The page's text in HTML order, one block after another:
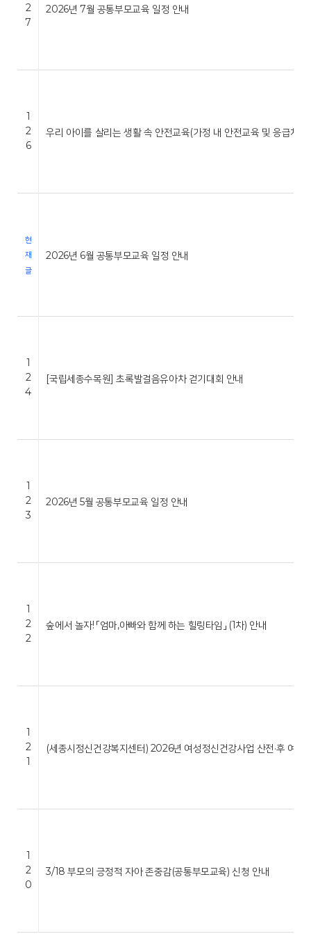
2
7
2026년 7월 공통부모교육 일정 안내
1
2
6
우리 아이를 살리는 생활 속 안전교육(가정 내 안전교육 및 응급처…
현
재
글
2026년 6월 공통부모교육 일정 안내
1
2
4
[국립세종수목원] 초록발걸음유아차 걷기대회 안내
1
2
3
2026년 5월 공통부모교육 일정 안내
1
2
2
숲에서 놀자! 「엄마,아빠와 함께 하는 힐링타임」 (1차) 안내
1
2
1
(세종시정신건강복지센터) 2026년 여성정신건강사업 산전·후 여성
1
2
0
3/18 부모의 긍정적 자아 존중감(공통부모교육) 신청 안내